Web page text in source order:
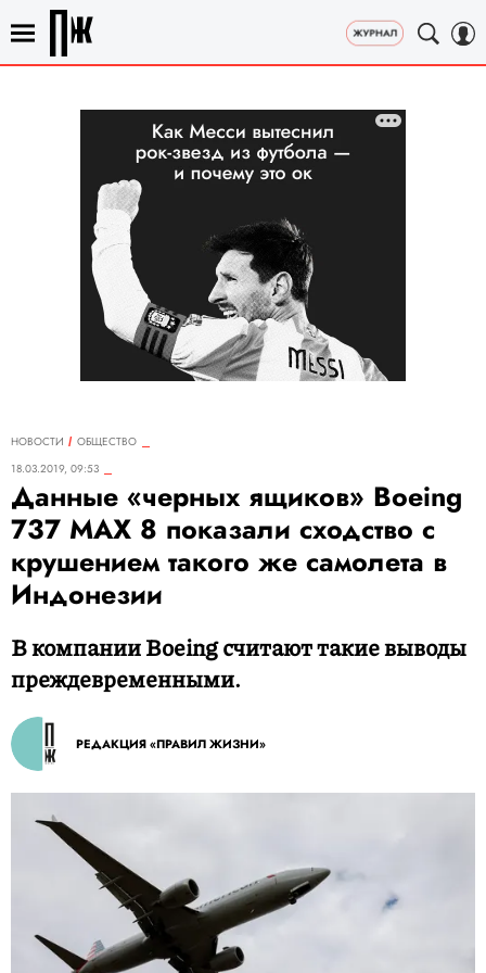
НОВОСТИ
ОБЩЕСТВО
18.03.2019, 09:53
Данные «черных ящиков» Boeing
737 MAX 8 показали сходство с
крушением такого же самолета в
Индонезии
В компании Boeing считают такие выводы
преждевременными.
РЕДАКЦИЯ «ПРАВИЛ ЖИЗНИ»